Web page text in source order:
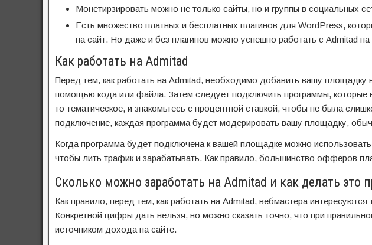
Монетирзировать можно не только сайты, но и группы в социальных
Есть множество платных и бесплатных плагинов для WordPress,
на сайт. Но даже и без плагинов можно успешно работать с Admitad
Как работать на Admitad
Перед тем, как работать на Admitad, необходимо добавить вашу площадку
помощью кода или файла. Затем следует подключить программы,
то тематическое, и знакомьтесь с процентной ставкой, чтобы не была
подключение, каждая программа будет модерировать вашу площадку,
Когда программа будет подключена к вашей площадке можно
чтобы лить трафик и зарабатывать. Как правило, большинство офферов
Сколько можно заработать на Admitad и как делать это
Как правило, перед тем, как работать на Admitad, вебмастера
Конкретной цифры дать нельзя, но можно сказать точно, что при
источником дохода на сайте.